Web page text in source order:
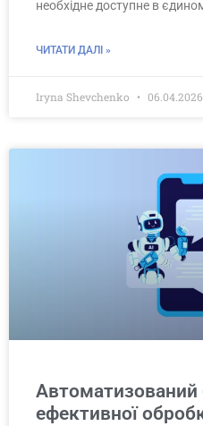
необхідне доступне в
ЧИТАТИ ДАЛІ »
Iryna Shevchenko 06.04.2026
Автоматизований
ефективної